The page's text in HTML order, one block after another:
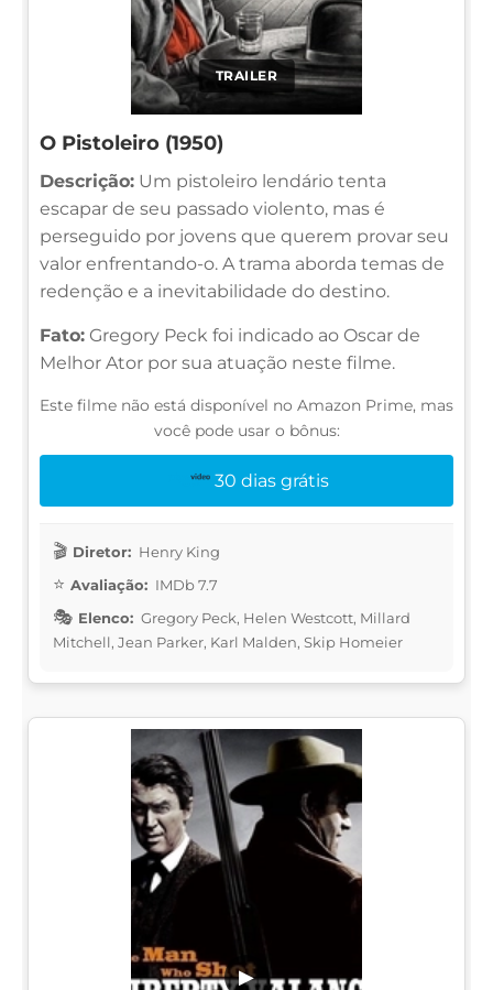
TRAILER
O Pistoleiro (1950)
Descrição: Um pistoleiro lendário tenta
escapar de seu passado violento, mas é
perseguido por jovens que querem provar seu
valor enfrentando-o. A trama aborda temas de
redenção e a inevitabilidade do destino.
Fato: Gregory Peck foi indicado ao Oscar de
Melhor Ator por sua atuação neste filme.
Este filme não está disponível no Amazon Prime, mas
você pode usar o bônus:
30 dias grátis
Diretor: Henry King
Avaliação: IMDb 7.7
Elenco: Gregory Peck, Helen Westcott, Millard
Mitchell, Jean Parker, Karl Malden, Skip Homeier
▶